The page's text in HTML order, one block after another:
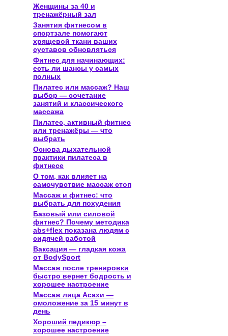
Женщины за 40 и
тренажёрный зал
Занятия фитнесом в
спортзале помогают
хрящевой ткани ваших
суставов обновляться
Фитнес для начинающих:
есть ли шансы у самых
полных
Пилатес или массаж? Наш
выбор — сочетание
занятий и классического
массажа
Пилатес, активный фитнес
или тренажёры — что
выбрать
Основа дыхательной
практики пилатеса в
фитнесе
О том, как влияет на
самочувствие массаж стоп
Массаж и фитнес: что
выбрать для похудения
Базовый или силовой
фитнес? Почему методика
abs+flex показана людям с
сидячей работой
Ваксация — гладкая кожа
от BodySport
Массаж после тренировки
быстро вернет бодрость и
хорошее настроение
Массаж лица Асахи —
омоложение за 15 минут в
день
Хороший педикюр –
хорошее настроение